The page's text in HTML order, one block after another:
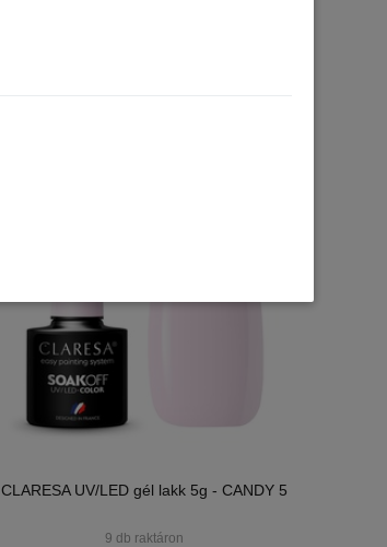
CLARESA UV/LED gél lakk 5g - CANDY 5
9 db raktáron